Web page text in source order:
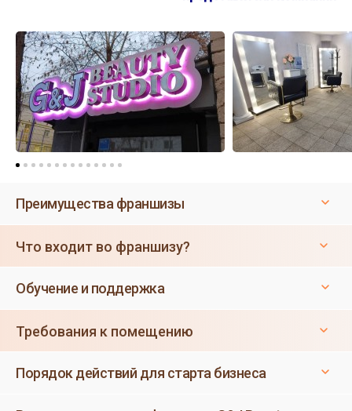
Преимущества франшизы
Что входит во франшизу?
Обучение и поддержка
Требования к помещению
Порядок действий для старта бизнеса